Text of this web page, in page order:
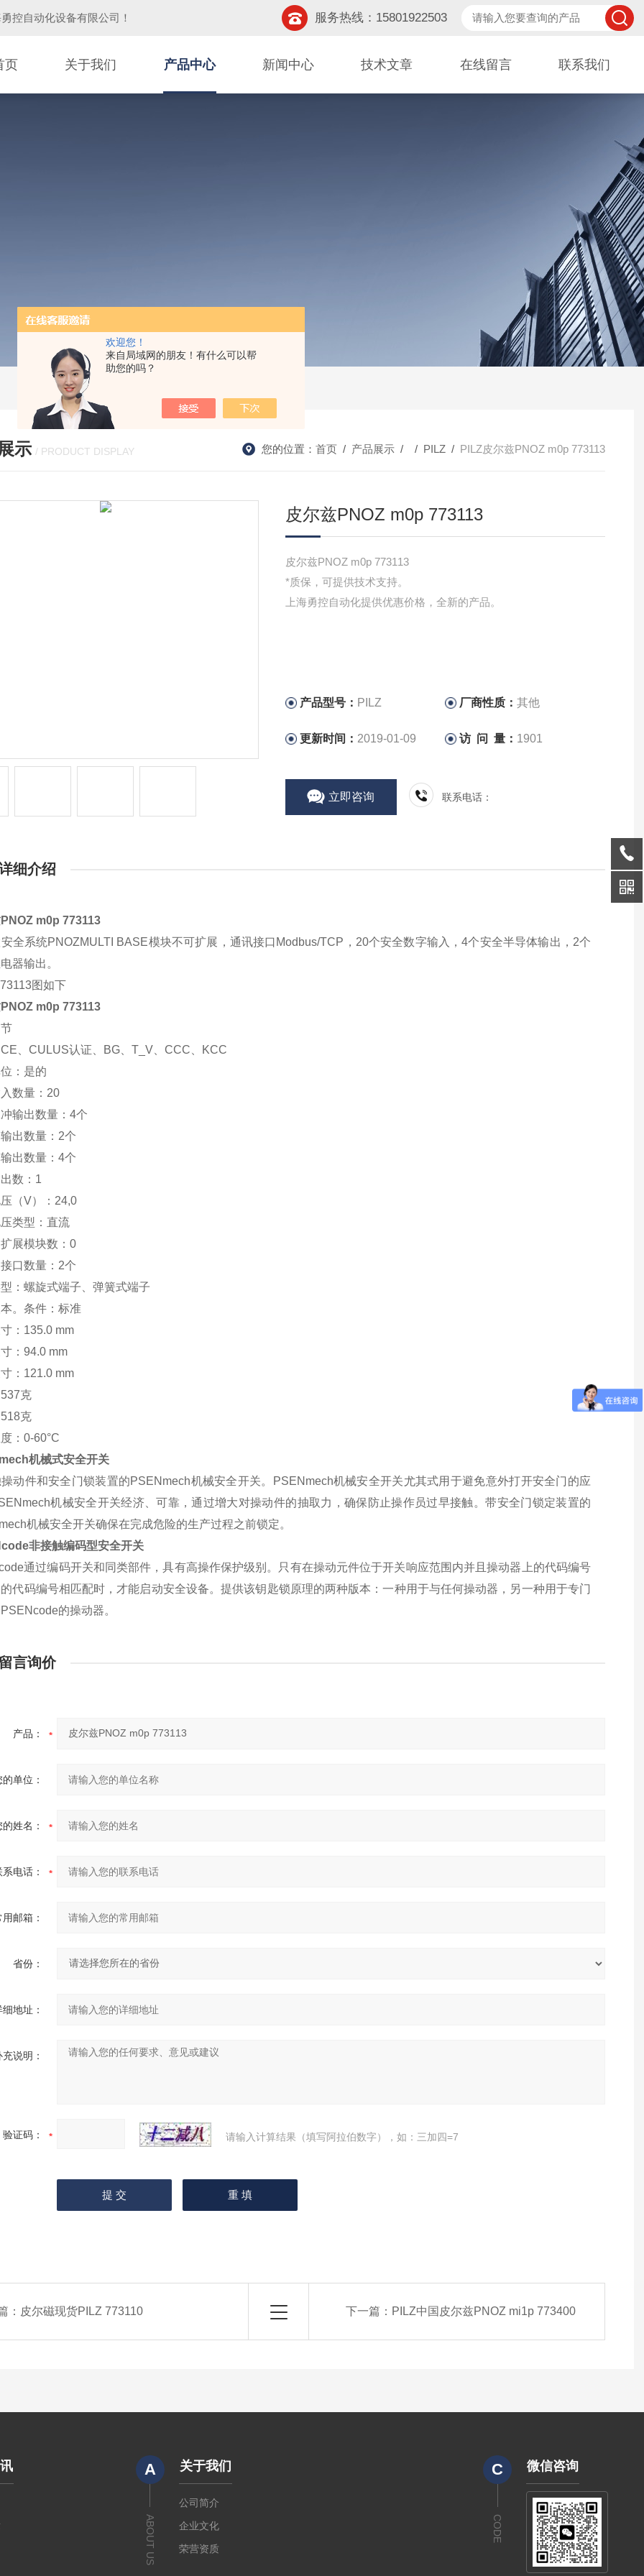
欢迎您！
来自局域网的朋友！有什么可以帮
助您的吗？
控自动化设备有限公司 ！ 服务热线：15801922503
页 关于我们 产品中心 新闻中心 技术文章 在线留言 联系我们
示 / PRODUCT DISPLAY 您的位置： 首页 / 产品展示 / / PILZ / PILZ皮尔兹PNOZ m0p 773113
皮尔兹PNOZ m0p 773113
皮尔兹PNOZ m0p 773113
*质保，可提供技术支持。
上海勇控自动化提供优惠价格，全新的产品。
产品型号： PILZ 厂商性质：其他
更新时间： 2019-01-09 访 问 量： 1901
立即咨询 联系电话：
细介绍
m0p 773113
全系统PNOZMULTI BASE模块不可扩展，通讯接口Modbus/TCP，20个安全数字输入，4个安全半导体输出，2个
器输出。
图如下
m0p 773113
、CULUS认证、BG、T_V、CCC、KCC
：是的
数量：20
输出数量：4个
出数量：2个
出数量：4个
数：1
（V）：24,0
类型：直流
展模块数：0
口数量：2个
：螺旋式端子、弹簧式端子
。条件：标准
：135.0 mm
：94.0 mm
：121.0 mm
克
克
：0-60°C
机械式安全开关
动件和安全门锁装置的PSENmech机械安全开关。PSENmech机械安全开关尤其式用于避免意外打开安全门的应
机械安全开关经济、可靠，通过增大对操动件的抽取力，确保防止操作员过早接触。带安全门锁定装置的
机械安全开关确保在完成危险的生产过程之前锁定。
非接触编码型安全开关
通过编码开关和同类部件，具有高操作保护级别。只有在操动元件位于开关响应范围内并且操动器上的代码编号
代码编号相匹配时，才能启动安全设备。提供该钥匙锁原理的两种版本：一种用于与任何操动器，另一种用于专门
的操动器。
言询价
产品：
的单位：
的姓名：
系电话：
用邮箱：
省份：
细地址：
充说明：
验证码： 请输入计算结果（填写阿拉伯数字），如：三加四=7
： 皮尔磁现货PILZ 773110 下一篇： PILZ中国皮尔兹PNOZ mi1p 773400
A
ABOUT US
关于我们
公司简介
企业文化
荣营资质
C
CODE
微信咨询